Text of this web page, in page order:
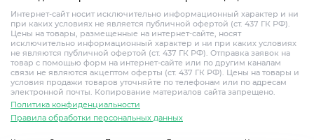
Интернет-сайт носит исключительно информационный характер и ни
при каких условиях не является публичной офертой (ст. 437 ГК РФ).
Цены на товары, размещенные на интернет-сайте, носят
исключительно информационный характер и ни при каких условиях
не являются публичной офертой (ст. 437 ГК РФ). Отправка заявок на
товар с помощью форм на интернет-сайте или по другим каналам
связи не являются акцептом оферты (ст. 437 ГК РФ). Цены на товары и
условия продажи товаров уточняйте по телефонам или по адресам
электронной почты. Копирование материалов сайта запрещено.
Политика конфиденциальности
Правила обработки персональных данных